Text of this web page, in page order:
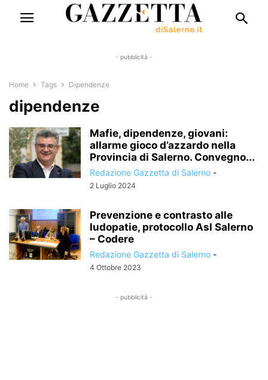
- pubblicità -
Home Tags Dipendenze
dipendenze
Mafie, dipendenze, giovani:
allarme gioco d’azzardo nella
Provincia di Salerno. Convegno...
Redazione Gazzetta di Salerno -
2 Luglio 2024
Prevenzione e contrasto alle
ludopatie, protocollo Asl Salerno
– Codere
Redazione Gazzetta di Salerno -
4 Ottobre 2023
- pubblicità -